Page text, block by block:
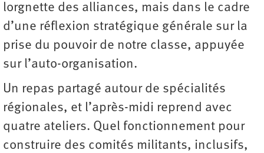
lorgnette des alliances, mais dans le cadre
d’une réflexion stratégique générale sur la
prise du pouvoir de notre classe, appuyée
sur l’auto-­organisation.
Un repas partagé autour de spécialités
régionales, et l’après-midi reprend avec
quatre ­ateliers. Quel fonctionnement pour
construire des comités militants, inclusifs,